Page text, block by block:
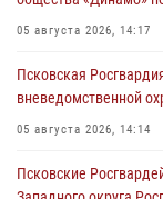
05 августа 2026, 14:17
Псковская
вневедомственной
05 августа 2026, 14:14
Псковские